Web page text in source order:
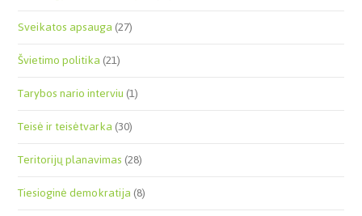
Sveikatos apsauga(27)
Švietimo politika(21)
Tarybos nario interviu(1)
Teisė ir teisėtvarka(30)
Teritorijų planavimas(28)
Tiesioginė demokratija(8)